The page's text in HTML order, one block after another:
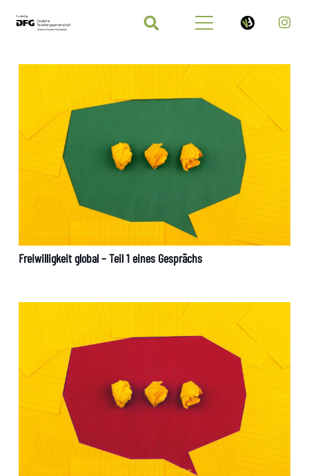
Freiwilligkeit global – Teil 1 eines Gesprächs